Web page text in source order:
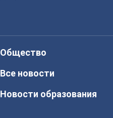
Общество
Все новости
Новости образования